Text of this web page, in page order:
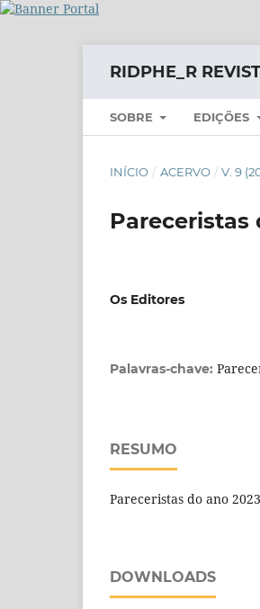
RIDPHE_R
SOBRE EDIÇÕES
INÍCIO / ACERVO / V. 9
Pareceristas
Os Editores
Palavras-chave:
RESUMO
Pareceristas do ano
DOWNLOADS